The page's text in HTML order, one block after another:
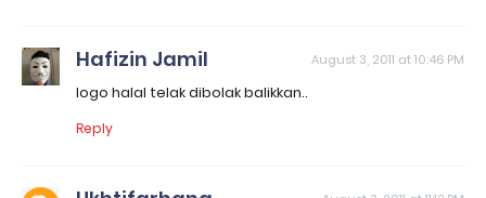
Hafizin Jamil August 3, 2011 at 10:46 PM
logo halal telak dibolak balikkan..
Reply